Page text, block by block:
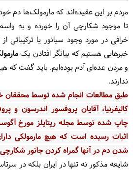
مردم بر این عقیده‌اند که مارمولک‌ها دم
تا موجود شکارچی آن را خورده و به
خرافی در مورد وجود سیانور یا ترکیباتی
خبرهایی هستیم که بیانگر افتادن یک
و مردن عده‌ای آدم بوده‌ایم. باید گفت که
ندارند.
طبق مطالعات انجام شده توسط محققان
کالیفرنیا، آقایان پروفسور اندرسون و
اثبات رسیده است که هیچ مارمولکی
شدن دم در آنها گمراه کردن جانور